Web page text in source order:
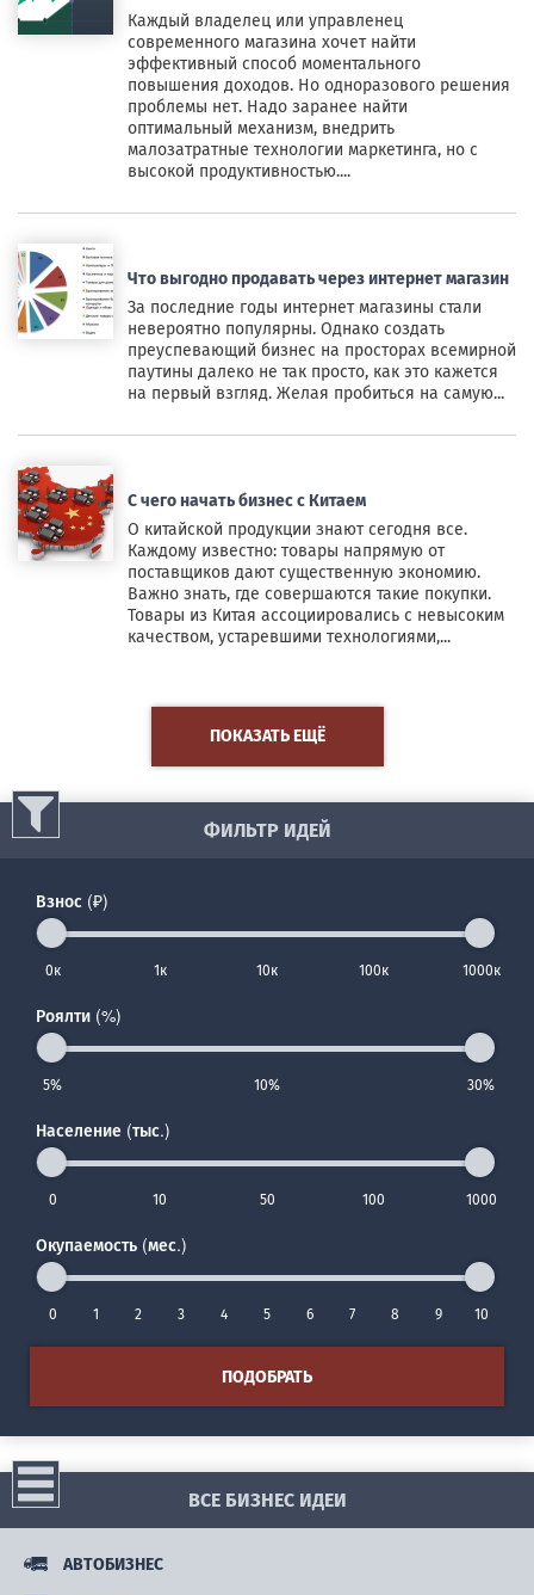
Каждый владелец или управленец
современного магазина хочет найти
эффективный способ моментального
повышения доходов. Но одноразового решения
проблемы нет. Надо заранее найти
оптимальный механизм, внедрить
малозатратные технологии маркетинга, но с
высокой продуктивностью....
Что выгодно продавать через интернет магазин
За последние годы интернет магазины стали
невероятно популярны. Однако создать
преуспевающий бизнес на просторах всемирной
паутины далеко не так просто, как это кажется
на первый взгляд. Желая пробиться на самую...
С чего начать бизнес с Китаем
О китайской продукции знают сегодня все.
Каждому известно: товары напрямую от
поставщиков дают существенную экономию.
Важно знать, где совершаются такие покупки.
Товары из Китая ассоциировались с невысоким
качеством, устаревшими технологиями,...
ПОКАЗАТЬ ЕЩЁ
ФИЛЬТР ИДЕЙ
Взнос (₽)
0к 1к 10к 100к 1000к
Роялти (%)
5% 10% 30%
Население (тыс.)
0 10 50 100 1000
Окупаемость (мес.)
0 1 2 3 4 5 6 7 8 9 10
ПОДОБРАТЬ
ВСЕ БИЗНЕС ИДЕИ
АВТОБИЗНЕС